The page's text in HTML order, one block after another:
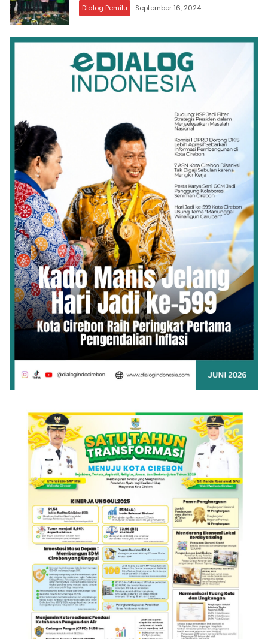
Dialog Pemilu September 16, 2024